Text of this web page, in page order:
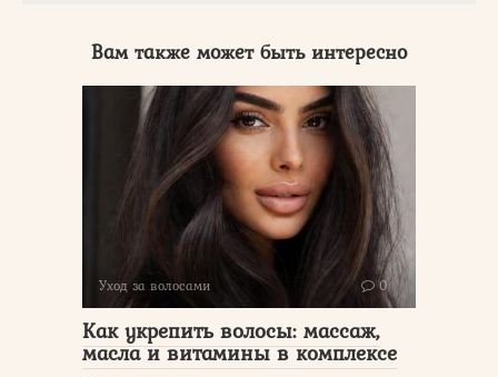
Вам также может быть интересно
Уход за волосами 0
Как укрепить волосы: массаж,
масла и витамины в комплексе